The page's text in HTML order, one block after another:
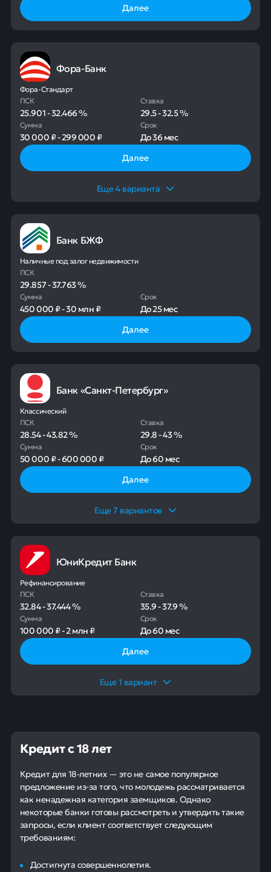
Далее
Фора-Банк
Фора-Стандарт
ПСК
25.901-32.466%
Ставка
29.5-32.5%
Сумма
30 000 ₽-299 000 ₽
Срок
До36 мес
Далее
Еще4 варианта
Банк БЖФ
Наличные под залог недвижимости
ПСК
29.857-37.763%
Сумма
450 000 ₽-30 млн ₽
Срок
До25 мес
Далее
Банк «Санкт-Петербург»
Классический
ПСК
28.54-43.82%
Ставка
29.8-43%
Сумма
50 000 ₽-600 000 ₽
Срок
До60 мес
Далее
Еще7 вариантов
ЮниКредит Банк
Рефинансирование
ПСК
32.84-37.444%
Ставка
35.9-37.9%
Сумма
100 000 ₽-2 млн ₽
Срок
До60 мес
Далее
Еще1 вариант
Кредит с 18 лет
Кредит для 18-летних — это не самое популярное
предложение из-за того, что молодежь рассматривается
как ненадежная категория заемщиков. Однако
некоторые банки готовы рассмотреть и утвердить такие
запросы, если клиент соответствует следующим
требованиям:
Достигнута совершеннолетия.